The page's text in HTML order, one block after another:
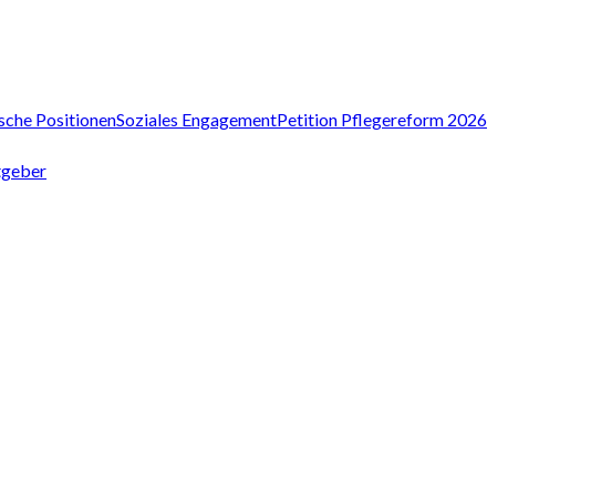
PositionenSoziales EngagementPetition Pflegereform 2026